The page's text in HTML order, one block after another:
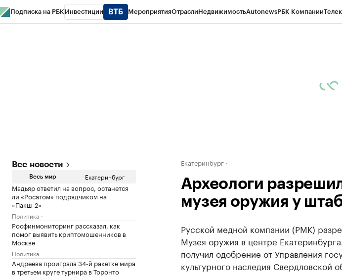
Подписка на РБК Инвестиции МероприятияОтраслиНедвижимостьAutonewsРБК Компании
Все новости
Весь мир Екатеринбург
Мадьяр ответил на вопрос, останется
ли «Росатом» подрядчиком на
«Пакш-2»
Политика
Росфинмониторинг рассказал, как
помог выявить криптомошенников в
Москве
Политика
Андреева проиграла 34-й ракетке мира
в третьем круге турнира в Торонто
Екатеринбург
Археологи
музея оружия у
Русской медной компании (РМК)
Музея оружия в центре
получил одобрение от Управления
культурного наследия Свердловской